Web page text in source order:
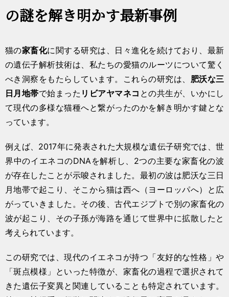
の謎を解き明かす最新事例
猫の家畜化に関する研究は、日々進化を続けており、最新
の遺伝子解析技術は、私たちの愛猫のルーツについて驚く
べき洞察をもたらしています。これらの研究は、 肥沃な三
日月地帯で始まった リビアヤマネコ との共生が、いかにし
て現代の多様な猫種へと繋がったのかを解き明かす鍵とな
っています。
例えば、2017年に発表された大規模な遺伝子研究では、世
界中のイエネコのDNAを解析し、2つの主要な家畜化の波
が存在したことが示唆されました。最初の波は肥沃な三日
月地帯で起こり、そこから猫は西へ（ヨーロッパへ）と広
がっていきました。その後、古代エジプトで別の家畜化の
波が起こり、その子孫が海路を通じて世界中に拡散したと
考えられています。
この研究では、現代のイエネコが持つ「友好的な性格」や
「斑点模様」といった特徴が、家畜化の過程で選択されて
きた遺伝子変異と関連していることも特定されています。